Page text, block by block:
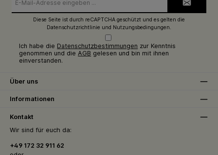
Mail-
Diese Seite ist durch reCAPTCHA geschützt und es gelten die
Datenschutzrichtlinie und Nutzungsbedingungen.
Ich habe die Datenschutzbestimmungen zur Kenntnis
genommen und dieAGB gelesen und bin mit ihnen
einverstanden.
Über uns
Informationen
Kontakt
Wir sind für euch da:
+49 172 32 911 62